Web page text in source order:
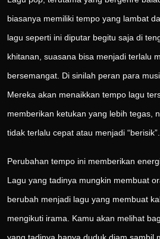
biasanya memiliki tempo yang lambat
lagu seperti ini diputar begitu saja di
khitanan, suasana bisa menjadi terlalu
bersemangat. Di sinilah peran para
Mereka akan menaikkan tempo lagu
memberikan ketukan yang lebih tegas,
tidak terlalu cepat atau menjadi “berisik”.
Perubahan tempo ini memberikan
Lagu yang tadinya mungkin membuat
berubah menjadi lagu yang membuat
mengikuti irama. Kamu akan melihat